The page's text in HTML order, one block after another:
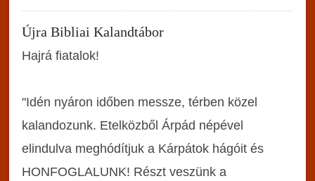
Újra Bibliai Kalandtábor
Hajrá fiatalok!
"Idén nyáron időben messze, térben közel
kalandozunk. Etelközből Árpád népével
elindulva meghódítjuk a Kárpátok hágóit és
HONFOGLALUNK! Részt veszünk a